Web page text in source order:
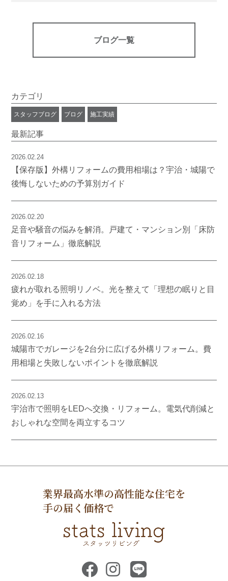
ブログ一覧
カテゴリ
スタッフブログ ブログ 施工実績
最新記事
2026.02.24
【保存版】外構リフォームの費用相場は？宇治・城陽で
後悔しないための予算別ガイド
2026.02.20
足音や騒音の悩みを解消。戸建て・マンション別「床防
音リフォーム」徹底解説
2026.02.18
疲れが取れる照明リノベ。光を整えて「理想の眠りと目
覚め」を手に入れる方法
2026.02.16
城陽市でガレージを2台分に広げる外構リフォーム。費
用相場と失敗しないポイントを徹底解説
2026.02.13
宇治市で照明をLEDへ交換・リフォーム。電気代削減と
おしゃれな空間を両立するコツ
業界最高水準の高性能な住宅を
手の届く価格で